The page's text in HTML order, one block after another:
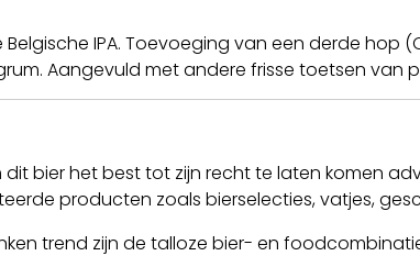
IPA. Toevoeging van een derde hop
Aangevuld met andere frisse toetsen van
bier het best tot zijn recht te laten komen
producten zoals bierselecties, vatjes,
trend zijn de talloze bier- en